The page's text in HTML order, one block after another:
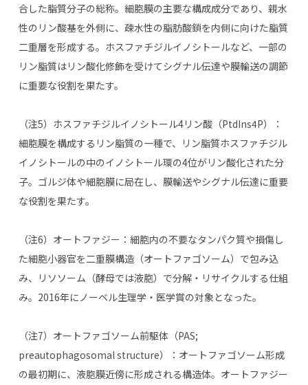
合した脂質分子の総称。細胞膜の主要な構成成分であり、親水
性のリン酸基を外側に、疎水性の脂肪酸鎖を内側に向けた脂質
二重層を形成する。ホスファチジルイノシトールなど、一部の
リン脂質はリン酸化修飾を受けてシグナル伝達や膜輸送の調節
に重要な役割を果たす。
（注5）ホスファチジルイノシトール4リン酸（PtdIns4P）：
細胞膜を構成するリン脂質の一種で、リン脂質ホスファチジル
イノシトールの中のイノシトール環の4位がリン酸化された分
子。ゴルジ体や細胞膜に局在し、膜輸送やシグナル伝達に重要
な役割を果たす。
（注6）オートファジー：細胞内の不要なタンパク質や損傷し
た細胞小器官を二重膜構造（オートファゴソーム）で包み込
み、リソソーム（酵母では液胞）で分解・リサイクルする仕組
み。 2016年にノーベル生理学・医学賞の対象となった。
（注7）オートファゴソーム前駆体（PAS;
preautophagosomal structure）：オートファゴソーム形成
の最初期に、液胞膜近傍に形成される構造体。オートファジー